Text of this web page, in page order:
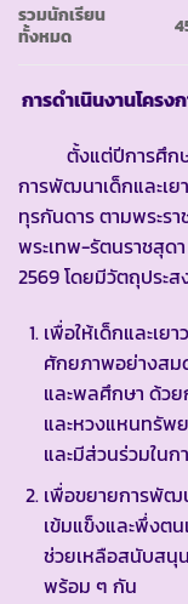
รวมนักเรียน
ทั้งหมด
การดำเนินงานโครง
ตั้งแต่ปีการศึกษา
การพัฒนาเด็กและเ
ทุรกันดาร ตามพระร
พระเทพ-รัตนราชสุด
2569 โดยมีวัตถุประ
เพื่อให้เด็กและเ
ศักยภาพอย่างส
และพลศึกษา ด้วย
และหวงแหนทรัพ
และมีส่วนร่วมใน
เพื่อขยายการพัฒ
เข้มแข็งและพึ่งต
ช่วยเหลือสนับสนุ
พร้อม ๆ กัน